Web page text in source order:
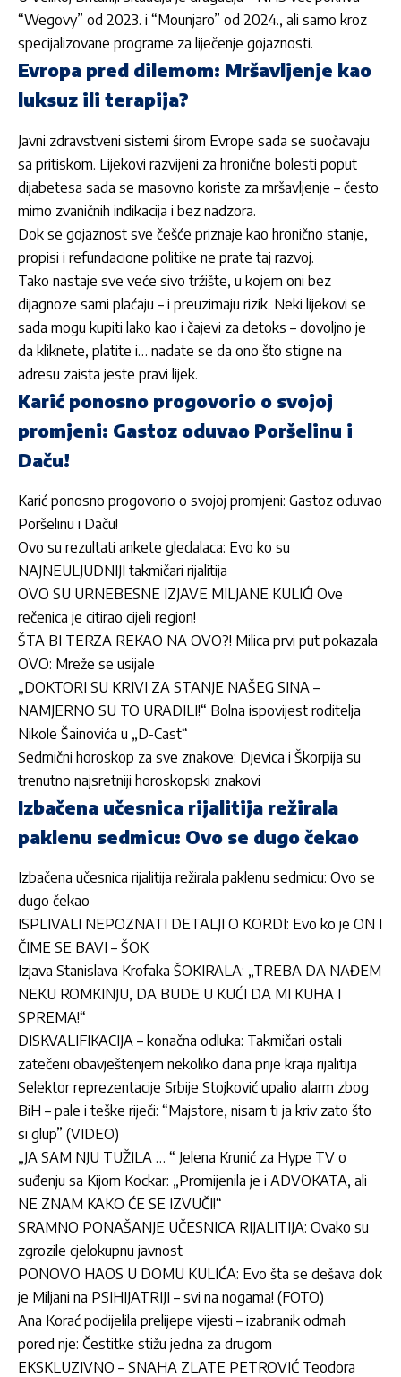
“Wegovy” od 2023. i “Mounjaro” od 2024., ali samo kroz
specijalizovane programe za liječenje gojaznosti.
Evropa pred dilemom: Mršavljenje kao
luksuz ili terapija?
Javni zdravstveni sistemi širom Evrope sada se suočavaju
sa pritiskom. Lijekovi razvijeni za hronične bolesti poput
dijabetesa sada se masovno koriste za mršavljenje – često
mimo zvaničnih indikacija i bez nadzora.
Dok se gojaznost sve češće priznaje kao hronično stanje,
propisi i refundacione politike ne prate taj razvoj.
Tako nastaje sve veće sivo tržište, u kojem oni bez
dijagnoze sami plaćaju – i preuzimaju rizik. Neki lijekovi se
sada mogu kupiti lako kao i čajevi za detoks – dovoljno je
da kliknete, platite i… nadate se da ono što stigne na
adresu zaista jeste pravi lijek.
Karić ponosno progovorio o svojoj
promjeni: Gastoz oduvao Poršelinu i
Daču!
Karić ponosno progovorio o svojoj promjeni: Gastoz oduvao
Poršelinu i Daču!
Ovo su rezultati ankete gledalaca: Evo ko su
NAJNEULJUDNIJI takmičari rijalitija
OVO SU URNEBESNE IZJAVE MILJANE KULIĆ! Ove
rečenica je citirao cijeli region!
ŠTA BI TERZA REKAO NA OVO?! Milica prvi put pokazala
OVO: Mreže se usijale
„DOKTORI SU KRIVI ZA STANJE NAŠEG SINA –
NAMJERNO SU TO URADILI!“ Bolna ispovijest roditelja
Nikole Šainovića u „D-Cast“
Sedmični horoskop za sve znakove: Djevica i Škorpija su
trenutno najsretniji horoskopski znakovi
Izbačena učesnica rijalitija režirala
paklenu sedmicu: Ovo se dugo čekao
Izbačena učesnica rijalitija režirala paklenu sedmicu: Ovo se
dugo čekao
ISPLIVALI NEPOZNATI DETALJI O KORDI: Evo ko je ON I
ČIME SE BAVI – ŠOK
Izjava Stanislava Krofaka ŠOKIRALA: „TREBA DA NAĐEM
NEKU ROMKINJU, DA BUDE U KUĆI DA MI KUHA I
SPREMA!“
DISKVALIFIKACIJA – konačna odluka: Takmičari ostali
zatečeni obavještenjem nekoliko dana prije kraja rijalitija
Selektor reprezentacije Srbije Stojković upalio alarm zbog
BiH – pale i teške riječi: “Majstore, nisam ti ja kriv zato što
si glup” (VIDEO)
„JA SAM NJU TUŽILA … “ Jelena Krunić za Hype TV o
suđenju sa Kijom Kockar: „Promijenila je i ADVOKATA, ali
NE ZNAM KAKO ĆE SE IZVUČI!“
SRAMNO PONAŠANJE UČESNICA RIJALITIJA: Ovako su
zgrozile cjelokupnu javnost
PONOVO HAOS U DOMU KULIĆA: Evo šta se dešava dok
je Miljani na PSIHIJATRIJI – svi na nogama! (FOTO)
Ana Korać podijelila prelijepe vijesti – izabranik odmah
pored nje: Čestitke stižu jedna za drugom
EKSKLUZIVNO – SNAHA ZLATE PETROVIĆ Teodora